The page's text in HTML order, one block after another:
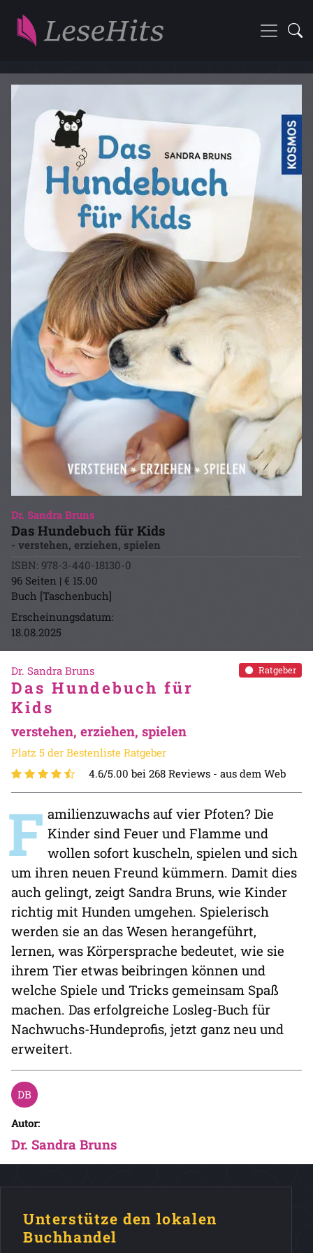
Dr. Sandra Bruns
Das Hundebuch für Kids
- verstehen, erziehen, spielen
ISBN: 978-3-440-18130-0
96 Seiten | € 15.00
Buch [Taschenbuch]
Erscheinungsdatum:
18.08.2025
Ratgeber
Dr. Sandra Bruns
Das Hundebuch für
Kids
verstehen, erziehen, spielen
Platz 5 der Bestenliste Ratgeber
4.6/5.00 bei 268 Reviews - aus dem Web
F amilienzuwachs auf vier Pfoten? Die
Kinder sind Feuer und Flamme und
wollen sofort kuscheln, spielen und sich
um ihren neuen Freund kümmern. Damit dies
auch gelingt, zeigt Sandra Bruns, wie Kinder
richtig mit Hunden umgehen. Spielerisch
werden sie an das Wesen herangeführt,
lernen, was Körpersprache bedeutet, wie sie
ihrem Tier etwas beibringen können und
welche Spiele und Tricks gemeinsam Spaß
machen. Das erfolgreiche Losleg-Buch für
Nachwuchs-Hundeprofis, jetzt ganz neu und
erweitert.
Autor:
Dr. Sandra Bruns
Unterstütze den lokalen
Buchhandel